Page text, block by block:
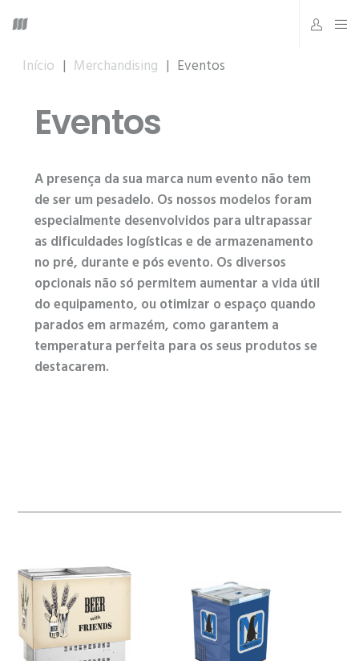
Início | Merchandising | Eventos
Eventos
A presença da sua marca num evento não tem
de ser um pesadelo. Os nossos modelos foram
especialmente desenvolvidos para ultrapassar
as dificuldades logísticas e de armazenamento
no pré, durante e pós evento. Os diversos
opcionais não só permitem aumentar a vida útil
do equipamento, ou otimizar o espaço quando
parados em armazém, como garantem a
temperatura perfeita para os seus produtos se
destacarem.